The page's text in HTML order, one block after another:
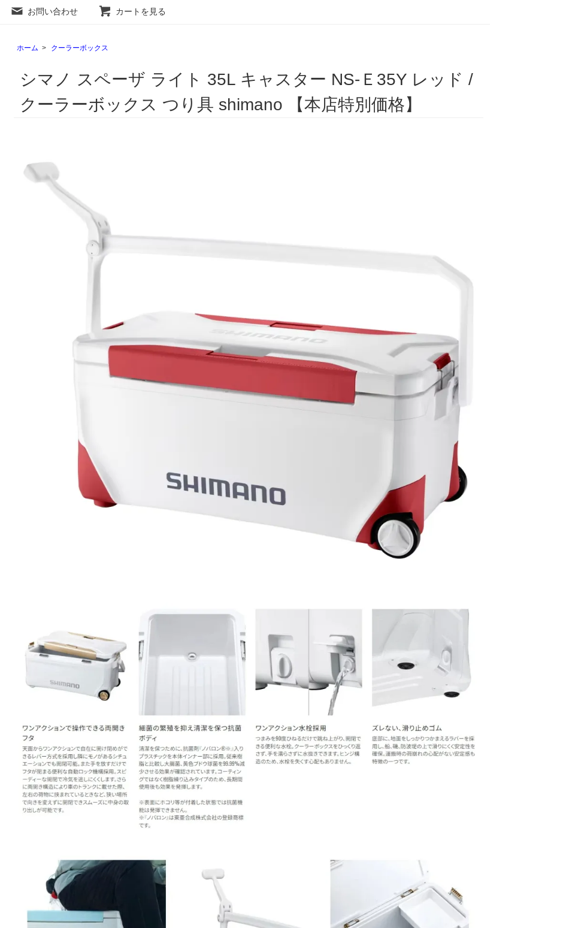
お問い合わせ カートを見る
ホーム > クーラーボックス
シマノ スペーザ ライト 35L キャスター NS-Ｅ35Y レッド /
クーラーボックス つり具 shimano 【本店特別価格】